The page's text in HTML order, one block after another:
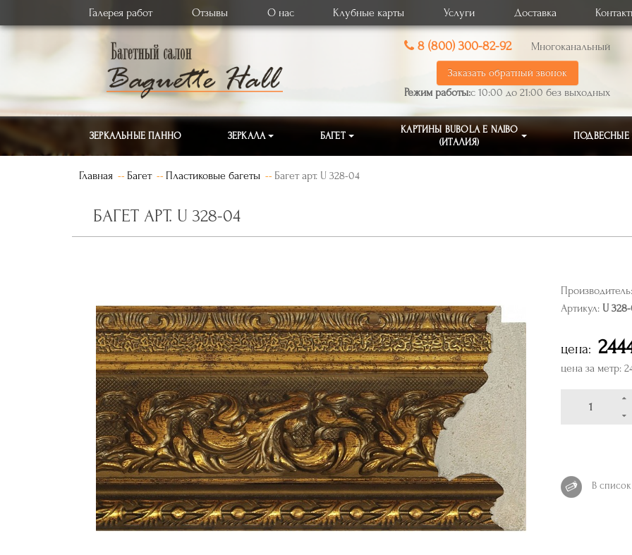
Галерея работ Отзывы О нас Клубные карты Услуги Доставка
8 (800) 300-82-92 Многоканальный
Заказать обратный звонок
Режим работы:с 10:00 до 21:00 без выходных
ЗЕРКАЛЬНЫЕ ПАННО ЗЕРКАЛА БАГЕТ
КАРТИНЫ BUBOLA E NAIBO
(ИТАЛИЯ)
Главная Багет Пластиковые багеты Багет арт. U 328-04
БАГЕТ АРТ. U 328-04
Производитель:
Артикул: U
цена:
цена за метр:
В